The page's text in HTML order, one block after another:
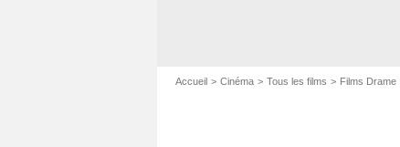
Accueil Cinéma Tous les films Films Drame